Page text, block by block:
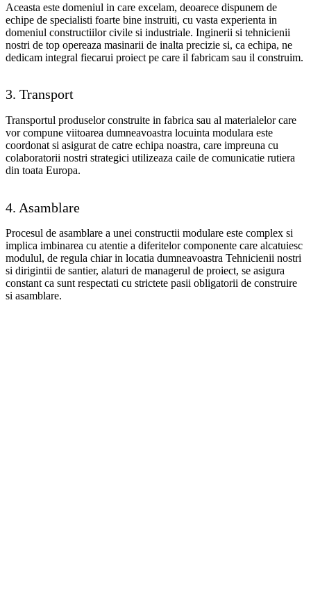
Aceasta este domeniul in care excelam, deoarece dispunem de
echipe de specialisti foarte bine instruiti, cu vasta experienta in
domeniul constructiilor civile si industriale. Inginerii si tehnicienii
nostri de top opereaza masinarii de inalta precizie si, ca echipa, ne
dedicam integral fiecarui proiect pe care il fabricam sau il construim.
3. Transport
Transportul produselor construite in fabrica sau al materialelor care
vor compune viitoarea dumneavoastra locuinta modulara este
coordonat si asigurat de catre echipa noastra, care impreuna cu
colaboratorii nostri strategici utilizeaza caile de comunicatie rutiera
din toata Europa.
4. Asamblare
Procesul de asamblare a unei constructii modulare este complex si
implica imbinarea cu atentie a diferitelor componente care alcatuiesc
modulul, de regula chiar in locatia dumneavoastra Tehnicienii nostri
si dirigintii de santier, alaturi de managerul de proiect, se asigura
constant ca sunt respectati cu strictete pasii obligatorii de construire
si asamblare.